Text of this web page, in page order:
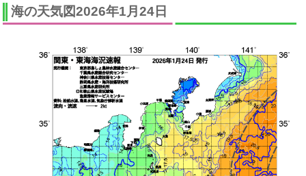
海の天気図2026年1月24日